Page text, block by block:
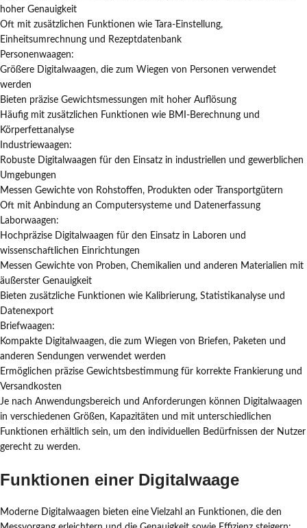
hoher Genauigkeit
Oft mit zusätzlichen Funktionen wie Tara-Einstellung,
Einheitsumrechnung und Rezeptdatenbank
Personenwaagen:
Größere Digitalwaagen, die zum Wiegen von Personen verwendet
werden
Bieten präzise Gewichtsmessungen mit hoher Auflösung
Häufig mit zusätzlichen Funktionen wie BMI-Berechnung und
Körperfettanalyse
Industriewaagen:
Robuste Digitalwaagen für den Einsatz in industriellen und gewerblichen
Umgebungen
Messen Gewichte von Rohstoffen, Produkten oder Transportgütern
Oft mit Anbindung an Computersysteme und Datenerfassung
Laborwaagen:
Hochpräzise Digitalwaagen für den Einsatz in Laboren und
wissenschaftlichen Einrichtungen
Messen Gewichte von Proben, Chemikalien und anderen Materialien mit
äußerster Genauigkeit
Bieten zusätzliche Funktionen wie Kalibrierung, Statistikanalyse und
Datenexport
Briefwaagen:
Kompakte Digitalwaagen, die zum Wiegen von Briefen, Paketen und
anderen Sendungen verwendet werden
Ermöglichen präzise Gewichtsbestimmung für korrekte Frankierung und
Versandkosten
Je nach Anwendungsbereich und Anforderungen können Digitalwaagen
in verschiedenen Größen, Kapazitäten und mit unterschiedlichen
Funktionen erhältlich sein, um den individuellen Bedürfnissen der Nutzer
gerecht zu werden.
Funktionen einer Digitalwaage
Moderne Digitalwaagen bieten eine Vielzahl an Funktionen, die den